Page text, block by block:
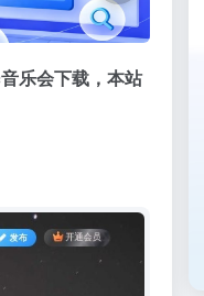
乐会下载，本站